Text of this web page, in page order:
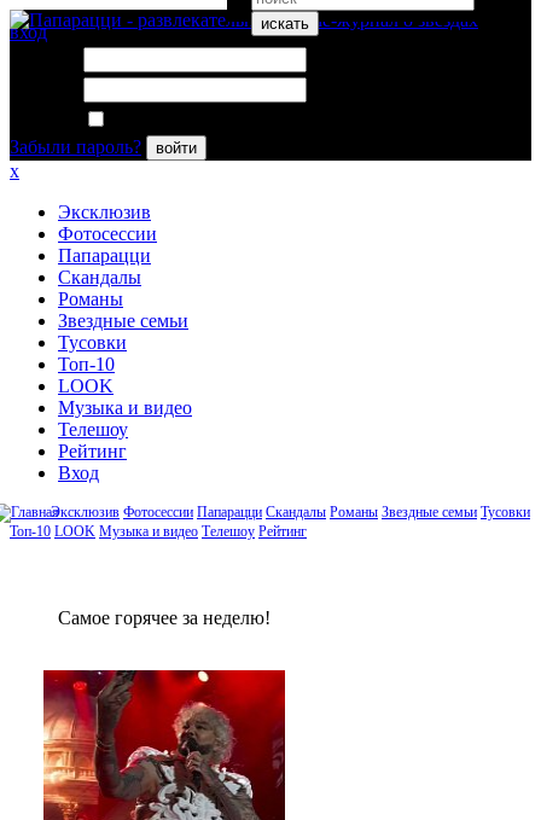
искать
вход
Забыли пароль?
войти
x
Эксклюзив
Фотосессии
Папарацци
Скандалы
Романы
Звездные семьи
Тусовки
Топ-10
LOOK
Музыка и видео
Телешоу
Рейтинг
Вход
Эксклюзив Фотосессии Папарацци Скандалы Романы Звездные семьи Тусовки
Топ-10 LOOK Музыка и видео Телешоу Рейтинг
Сaмое гoрячее за неделю!